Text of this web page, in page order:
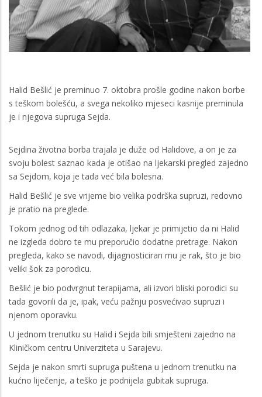
Halid Bešlić je preminuo 7. oktobra prošle godine nakon borbe
s teškom bolešću, a svega nekoliko mjeseci kasnije preminula
je i njegova supruga Sejda.
Sejdina životna borba trajala je duže od Halidove, a on je za
svoju bolest saznao kada je otišao na ljekarski pregled zajedno
sa Sejdom, koja je tada već bila bolesna.
Halid Bešlić je sve vrijeme bio velika podrška supruzi, redovno
je pratio na preglede.
Tokom jednog od tih odlazaka, ljekar je primijetio da ni Halid
ne izgleda dobro te mu preporučio dodatne pretrage. Nakon
pregleda, kako se navodi, dijagnosticiran mu je rak, što je bio
veliki šok za porodicu.
Bešlić je bio podvrgnut terapijama, ali izvori bliski porodici su
tada govorili da je, ipak, veću pažnju posvećivao supruzi i
njenom oporavku.
U jednom trenutku su Halid i Sejda bili smješteni zajedno na
Kliničkom centru Univerziteta u Sarajevu.
Sejda je nakon smrti supruga puštena u jednom trenutku na
kućno liječenje, a teško je podnijela gubitak supruga.